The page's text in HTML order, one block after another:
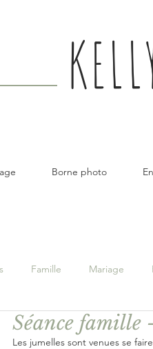
Borne photo
Famille Mariage
moment Actu
Séance famille
Les jumelles sont venues se